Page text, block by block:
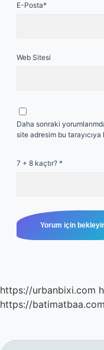
E-Posta*
Web Sitesi
Daha sonraki
site adresim bu
7 + 8 kaçtır? *
https://urbanbixi.com
https://